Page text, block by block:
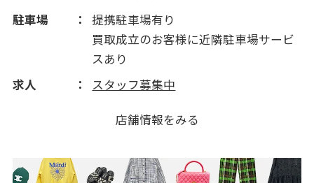
駐車場
提携駐車場有り
買取成立のお客様に近隣駐車場サービ
スあり
求人
スタッフ募集中
店舗情報をみる